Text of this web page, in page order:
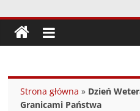
Strona główna » Dzień
Granicami Państwa